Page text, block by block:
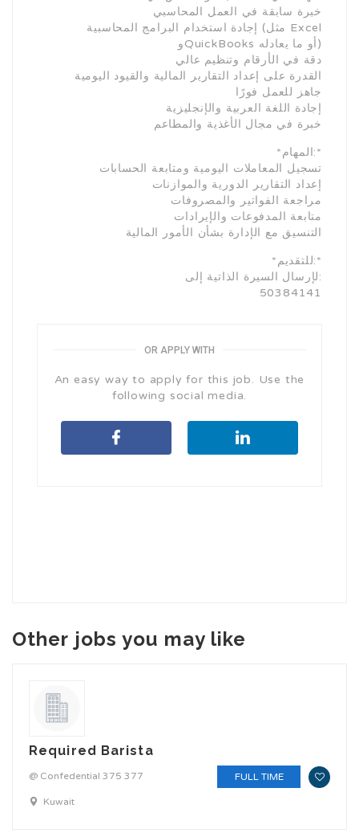
خبرة سابقة في العمل المحاسبي
إجادة استخدام البرامج المحاسبية (مثل Excel
وQuickBooks أو ما يعادله)
دقة في الأرقام وتنظيم عالي
القدرة على إعداد التقارير المالية والقيود اليومية
جاهز للعمل فورًا
إجادة اللغة العربية والإنجليزية
خبرة في مجال الأغذية والمطاعم
*المهام:*
تسجيل المعاملات اليومية ومتابعة الحسابات
إعداد التقارير الدورية والموازنات
مراجعة الفواتير والمصروفات
متابعة المدفوعات والإيرادات
التنسيق مع الإدارة بشأن الأمور المالية
*للتقديم:*
لإرسال السيرة الذاتية إلى:
50384141
OR APPLY WITH
An easy way to apply for this job. Use the
following social media.
Other jobs you may like
Required Barista
@ Confedential 375 377
Kuwait
FULL TIME